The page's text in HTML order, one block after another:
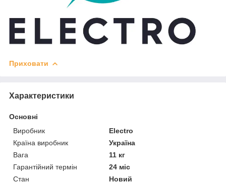
Приховати
Характеристики
Основні
Виробник
Electro
Країна виробник
Україна
Вага
11 кг
Гарантійний термін
24 міс
Стан
Новий